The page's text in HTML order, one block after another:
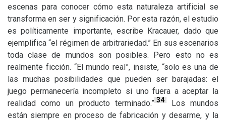
escenas para conocer cómo esta naturaleza artificial se
transforma en ser y significación. Por esta razón, el estudio
es políticamente importante, escribe Kracauer, dado que
ejemplifica “el régimen de arbitrariedad.” En sus escenarios
toda clase de mundos son posibles. Pero esto no es
realmente ficción. “El mundo real”, insiste, “solo es una de
las muchas posibilidades que pueden ser barajadas: el
juego permanecería incompleto si uno fuera a aceptar la
realidad como un producto terminado.” 34
Los mundos
están siempre en proceso de fabricación y desarme, y la